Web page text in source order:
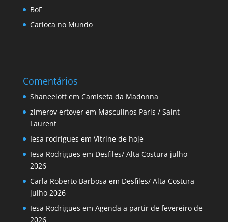
BoF
Carioca no Mundo
Comentários
Shaneelottem Camiseta da Madonna
zimerov ertoverem Masculinos Paris / Saint
Laurent
Iesa rodrigues em Vitrine de hoje
Iesa Rodrigues em Desfiles/ Alta Costura julho
2026
Carla Roberto Barbosa em Desfiles/ Alta Costura
julho 2026
Iesa Rodrigues em Agenda a partir de fevereiro de
2026